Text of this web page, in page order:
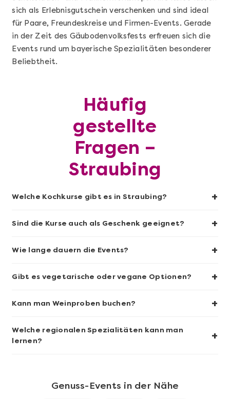
Geschenkbox 100€
Sushi-Kochkurs@Home
sich als Erlebnisgutschein verschenken und sind ideal
für Paare, Freundeskreise und Firmen-Events. Gerade
in der Zeit des Gäubodenvolksfests erfreuen sich die
Events rund um bayerische Spezialitäten besonderer
Beliebtheit.
Häufig
gestellte
Fragen –
Straubing
Welche Kochkurse gibt es in Straubing? +
Sind die Kurse auch als Geschenk geeignet? +
Wie lange dauern die Events? +
Gibt es vegetarische oder vegane Optionen? +
Kann man Weinproben buchen? +
Welche regionalen Spezialitäten kann man
lernen?
+
Genuss-Events in der Nähe